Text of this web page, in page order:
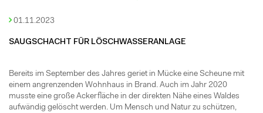
01.11.2023
SAUGSCHACHT FÜR LÖSCHWASSERANLAGE
Bereits im September des Jahres geriet in Mücke eine Scheune mit
einem angrenzenden Wohnhaus in Brand. Auch im Jahr 2020
musste eine große Ackerfläche in der direkten Nähe eines Waldes
aufwändig gelöscht werden. Um Mensch und Natur zu schützen,